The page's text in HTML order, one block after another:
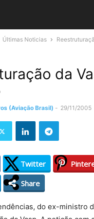
Últimas Noticias
da
(Aviação Brasil) - 29/11/2005
Twitter
Share
do ex-ministro